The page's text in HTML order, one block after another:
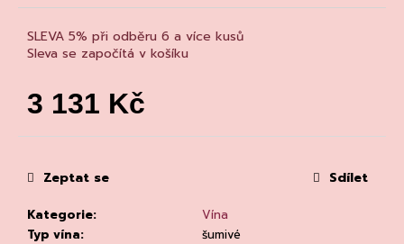
SLEVA 5% při odběru 6 a více kusů
Sleva se započítá v košíku
3 131 Kč
cena:
Kategorie:
Vína
Typ vína:
šumivé
Zeptat se Sdílet
č
u
m
e